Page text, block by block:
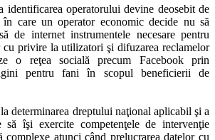
identificarea operatorului devine deosebit de
care un operator economic decide nu să
de internet instrumentele necesare pentru
privire la utilizatori şi difuzarea reclamelor
o reţea socială precum Facebook prin
pentru fani în scopul beneficierii de
determinarea dreptului naţional aplicabil şi a
să îşi exercite competenţele de intervenţie
complexe atunci când prelucrarea datelor cu